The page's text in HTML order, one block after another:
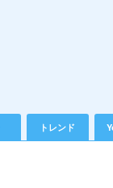
トレンド